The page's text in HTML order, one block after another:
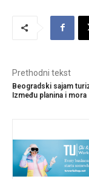
Prethodni tekst
Beogradski sajam
Između planina i mora